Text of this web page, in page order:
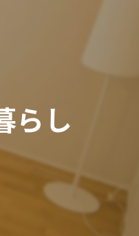
らし